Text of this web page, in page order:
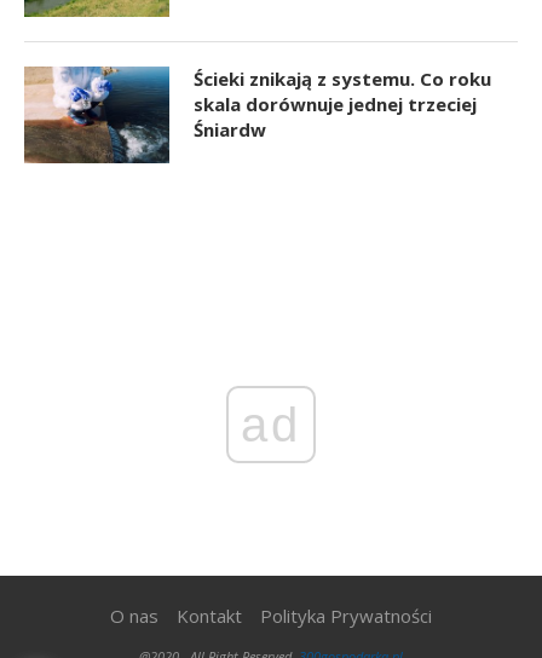
Ścieki znikają z systemu. Co roku
skala dorównuje jednej trzeciej
Śniardw
ad
O nas Kontakt Polityka Prywatności